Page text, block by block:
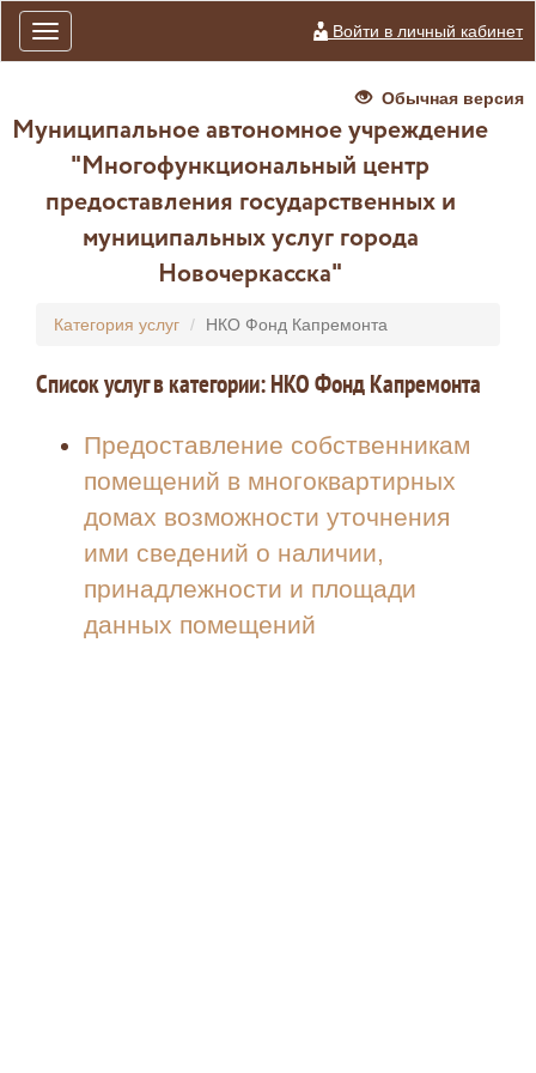
Toggle
navigation
Войти в личный кабинет
Обычная версия
Муниципальное автономное учреждение
"Многофункциональный центр
предоставления государственных и
муниципальных услуг города
Новочеркасска"
Категория услуг НКО Фонд Капремонта
Список услуг в категории: НКО Фонд Капремонта
Предоставление собственникам
помещений в многоквартирных
домах возможности уточнения
ими сведений о наличии,
принадлежности и площади
данных помещений